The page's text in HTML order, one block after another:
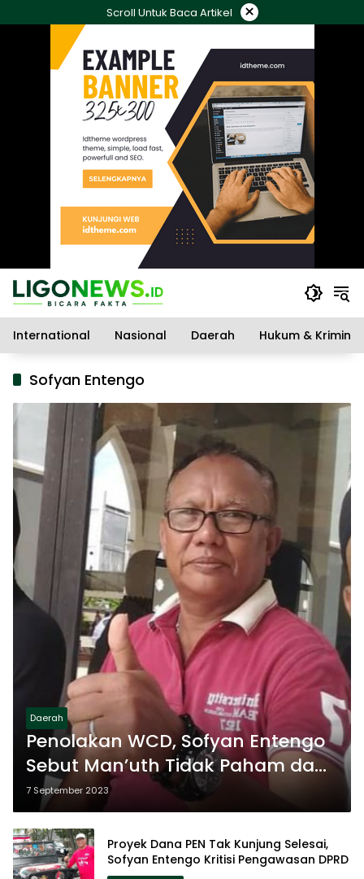
ke
Scroll Untuk Baca Artikel ×
International Nasional Daerah Hukum & Kriminal
Sofyan Entengo
Daerah
Penolakan WCD, Sofyan Entengo
Sebut Man’uth Tidak Paham dan
Banyak Belajar Lagi
7 September 2023
Proyek Dana PEN Tak Kunjung Selesai,
Sofyan Entengo Kritisi Pengawasan DPRD